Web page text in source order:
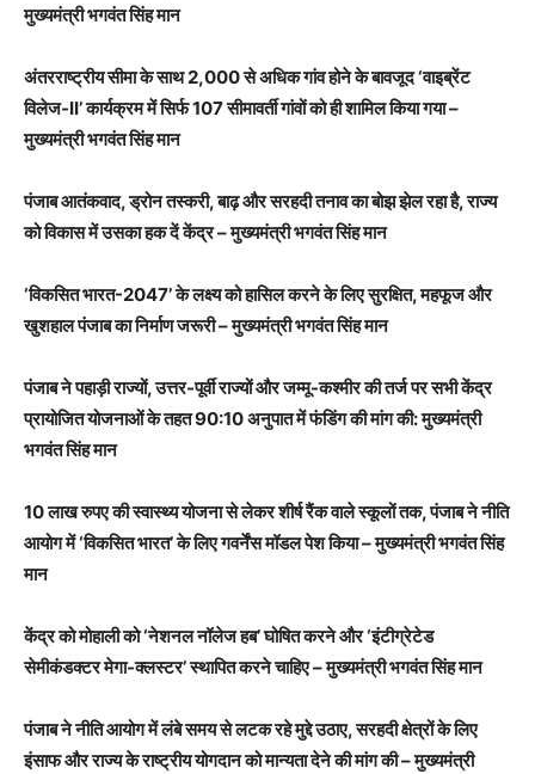
मुख्यमंत्री भगवंत सिंह मान
अंतरराष्ट्रीय सीमा के साथ 2,000 से अधिक गांव होने के बावजूद ‘वाइब्रेंट
विलेज-II’ कार्यक्रम में सिर्फ 107 सीमावर्ती गांवों को ही शामिल किया गया –
मुख्यमंत्री भगवंत सिंह मान
पंजाब आतंकवाद, ड्रोन तस्करी, बाढ़ और सरहदी तनाव का बोझ झेल रहा है, राज्य
को विकास में उसका हक दें केंद्र – मुख्यमंत्री भगवंत सिंह मान
‘विकसित भारत-2047’ के लक्ष्य को हासिल करने के लिए सुरक्षित, महफूज और
खुशहाल पंजाब का निर्माण जरूरी – मुख्यमंत्री भगवंत सिंह मान
पंजाब ने पहाड़ी राज्यों, उत्तर-पूर्वी राज्यों और जम्मू-कश्मीर की तर्ज पर सभी केंद्र
प्रायोजित योजनाओं के तहत 90:10 अनुपात में फंडिंग की मांग की: मुख्यमंत्री
भगवंत सिंह मान
10 लाख रुपए की स्वास्थ्य योजना से लेकर शीर्ष रैंक वाले स्कूलों तक, पंजाब ने नीति
आयोग में ‘विकसित भारत’ के लिए गवर्नेंस मॉडल पेश किया – मुख्यमंत्री भगवंत सिंह
मान
केंद्र को मोहाली को ‘नेशनल नॉलेज हब’ घोषित करने और ‘इंटीग्रेटेड
सेमीकंडक्टर मेगा-क्लस्टर’ स्थापित करने चाहिए – मुख्यमंत्री भगवंत सिंह मान
पंजाब ने नीति आयोग में लंबे समय से लटक रहे मुद्दे उठाए, सरहदी क्षेत्रों के लिए
इंसाफ और राज्य के राष्ट्रीय योगदान को मान्यता देने की मांग की – मुख्यमंत्री